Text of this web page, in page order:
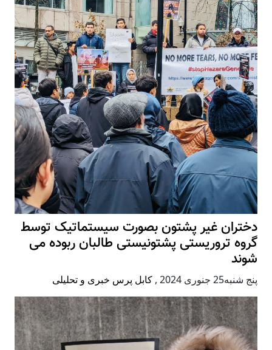
دختران غیر پشتون بصورت سیستماتیک توسط
گروه تروریستی پشتونیستی طالبان ربوده می
شوند
پنج شنبه25 جنوری 2024 , کابل پرس خبری و تحلیلی